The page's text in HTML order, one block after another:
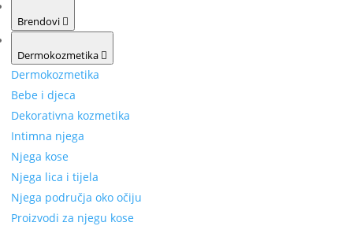
Brendovi
Dermokozmetika
Dermokozmetika
Bebe i djeca
Dekorativna kozmetika
Intimna njega
Njega kose
Njega lica i tijela
Njega područja oko očiju
Proizvodi za njegu kose